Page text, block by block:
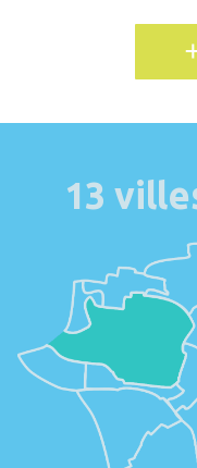
13